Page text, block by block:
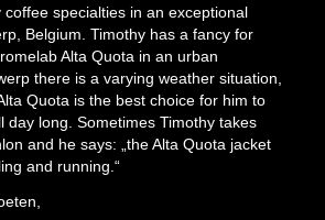
specialties in an exceptional
Belgium. Timothy has a fancy for
Alta Quota in an urban
there is a varying weather situation,
Quota is the best choice for him to
day long. Sometimes Timothy takes
and he says: „the Alta Quota jacket
and running.“